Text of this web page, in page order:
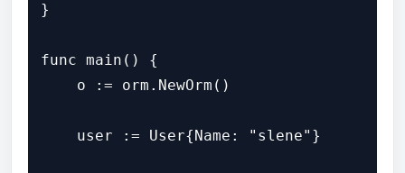
}
func main() {
    o := orm.NewOrm()
    user := User{Name: "slene"}